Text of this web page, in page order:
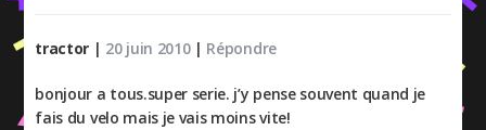
tractor | 20 juin 2010| Répondre
bonjour a tous.super serie. j’y pense souvent quand je
fais du velo mais je vais moins vite!